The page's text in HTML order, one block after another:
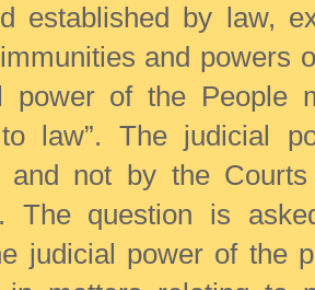
established by law,
and powers
power of the People
to law”. The judicial
and not by the
The question is
judicial power of the